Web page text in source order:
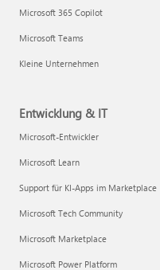
Microsoft 365 Copilot
Microsoft Teams
Kleine Unternehmen
Entwicklung & IT
Microsoft-Entwickler
Microsoft Learn
Support für KI-Apps im Marketplace
Microsoft Tech Community
Microsoft Marketplace
Microsoft Power Platform